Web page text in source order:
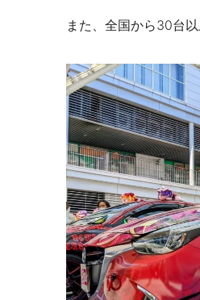
また、全国から30台